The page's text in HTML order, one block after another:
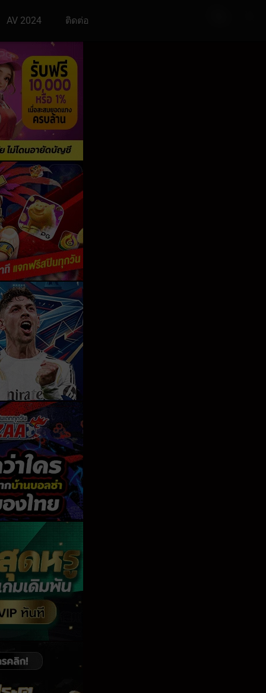
AV 2024 ติดต่อ